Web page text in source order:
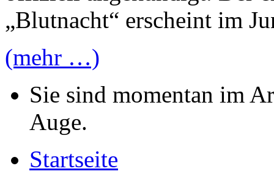
„Blutnacht“ erscheint im
(mehr …)
Sie sind momentan im
Auge.
Startseite